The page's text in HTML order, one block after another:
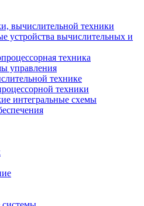
вычислительной техники
устройства вычислительных и
техника
управления
технике
техники
интегральные схемы